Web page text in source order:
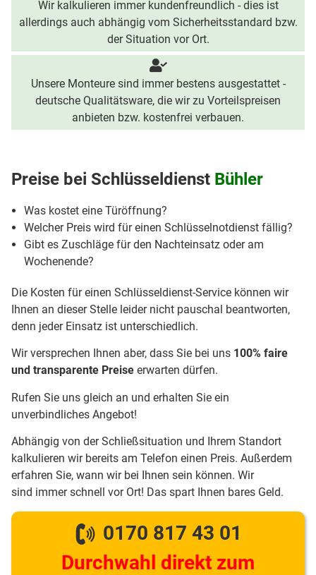
Wir kalkulieren immer kundenfreundlich - dies ist
allerdings auch abhängig vom Sicherheitsstandard bzw.
der Situation vor Ort.
Unsere Monteure sind immer bestens ausgestattet -
deutsche Qualitätsware, die wir zu Vorteilspreisen
anbieten bzw. kostenfrei verbauen.
Preise bei Schlüsseldienst Bühler
Was kostet eine Türöffnung?
Welcher Preis wird für einen Schlüsselnotdienst fällig?
Gibt es Zuschläge für den Nachteinsatz oder am
Wochenende?
Die Kosten für einen Schlüsseldienst-Service können wir
Ihnen an dieser Stelle leider nicht pauschal beantworten,
denn jeder Einsatz ist unterschiedlich.
Wir versprechen Ihnen aber, dass Sie bei uns 100% faire
und transparente Preise erwarten dürfen.
Rufen Sie uns gleich an und erhalten Sie ein
unverbindliches Angebot!
Abhängig von der Schließsituation und Ihrem Standort
kalkulieren wir bereits am Telefon einen Preis. Außerdem
erfahren Sie, wann wir bei Ihnen sein können. Wir
sind immer schnell vor Ort! Das spart Ihnen bares Geld.
0170 817 43 01
Durchwahl direkt zum